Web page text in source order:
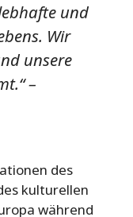
und
Wir
unsere
–
des
kulturellen
während